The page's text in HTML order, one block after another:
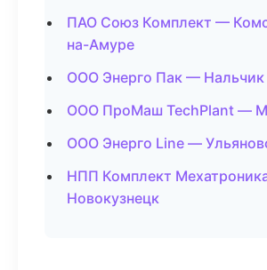
ПАО Союз Комплект —
на-Амуре
ООО Энерго Пак — Нальчик
ООО ПроМаш TechPlant —
ООО Энерго Line —
НПП Комплект
Новокузнецк